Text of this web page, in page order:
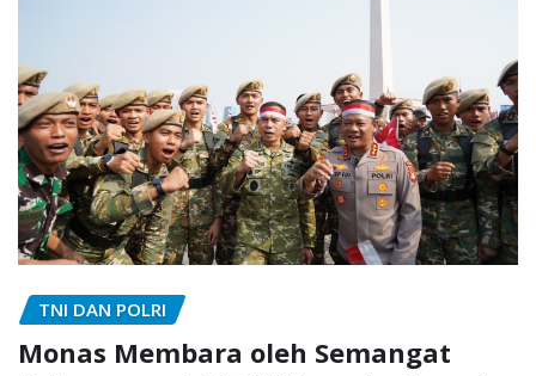
TNI DAN POLRI
Monas Membara oleh Semangat